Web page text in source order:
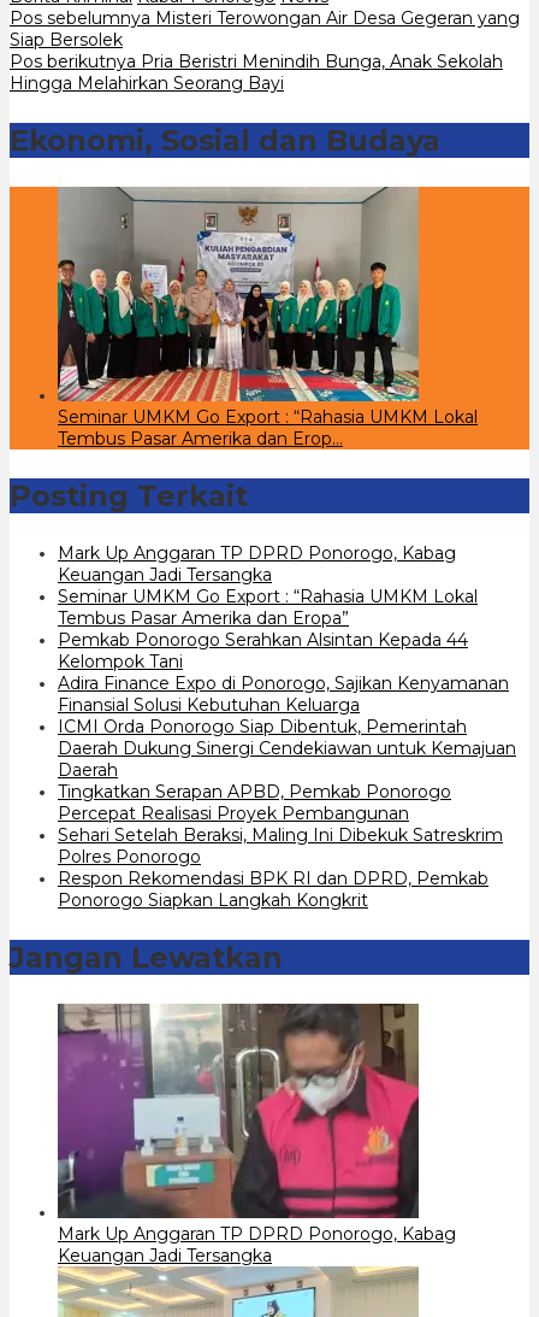
Navigasi
pos
Pos sebelumnya Misteri Terowongan Air Desa Gegeran yang
Siap Bersolek
Pos berikutnya Pria Beristri Menindih Bunga, Anak Sekolah
Hingga Melahirkan Seorang Bayi
Ekonomi, Sosial dan Budaya
Seminar UMKM Go Export : “Rahasia UMKM Lokal
Tembus Pasar Amerika dan Erop…
Posting Terkait
Mark Up Anggaran TP DPRD Ponorogo, Kabag
Keuangan Jadi Tersangka
Seminar UMKM Go Export : “Rahasia UMKM Lokal
Tembus Pasar Amerika dan Eropa”
Pemkab Ponorogo Serahkan Alsintan Kepada 44
Kelompok Tani
Adira Finance Expo di Ponorogo, Sajikan Kenyamanan
Finansial Solusi Kebutuhan Keluarga
ICMI Orda Ponorogo Siap Dibentuk, Pemerintah
Daerah Dukung Sinergi Cendekiawan untuk Kemajuan
Daerah
Tingkatkan Serapan APBD, Pemkab Ponorogo
Percepat Realisasi Proyek Pembangunan
Sehari Setelah Beraksi, Maling Ini Dibekuk Satreskrim
Polres Ponorogo
Respon Rekomendasi BPK RI dan DPRD, Pemkab
Ponorogo Siapkan Langkah Kongkrit
Jangan Lewatkan
Mark Up Anggaran TP DPRD Ponorogo, Kabag
Keuangan Jadi Tersangka